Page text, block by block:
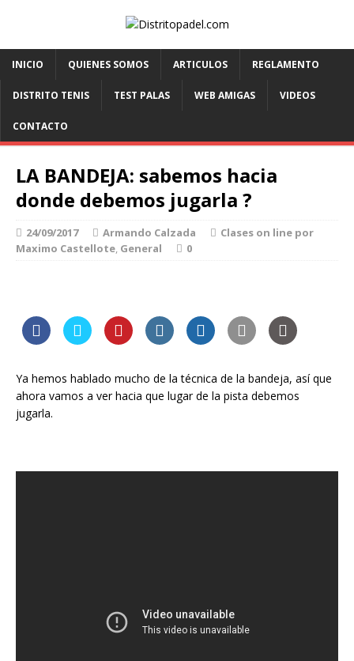
INICIO QUIENES SOMOS ARTICULOS REGLAMENTO
DISTRITO TENIS TEST PALAS WEB AMIGAS VIDEOS
CONTACTO
LA BANDEJA: sabemos hacia
donde debemos jugarla ?
24/09/2017 Armando Calzada
Clases on line por
Maximo Castellote, General 0
Ya hemos hablado mucho de la técnica de la bandeja, así que
ahora vamos a ver hacia que lugar de la pista debemos
jugarla.